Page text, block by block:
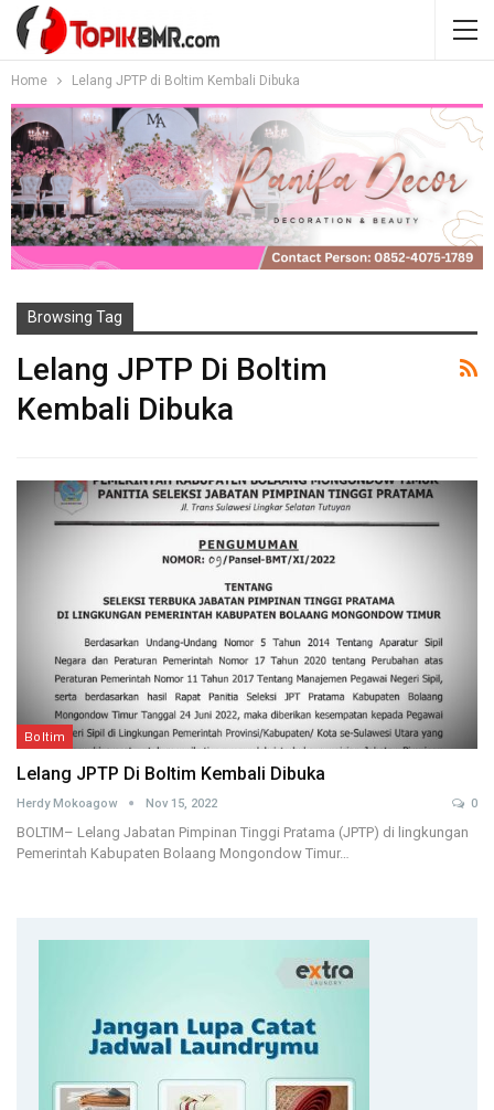
Home Lelang JPTP di Boltim Kembali Dibuka
Browsing Tag
Lelang JPTP Di Boltim
Kembali Dibuka
Boltim
Lelang JPTP Di Boltim Kembali Dibuka
Herdy Mokoagow Nov 15, 2022 0
BOLTIM– Lelang Jabatan Pimpinan Tinggi Pratama (JPTP) di lingkungan
Pemerintah Kabupaten Bolaang Mongondow Timur…